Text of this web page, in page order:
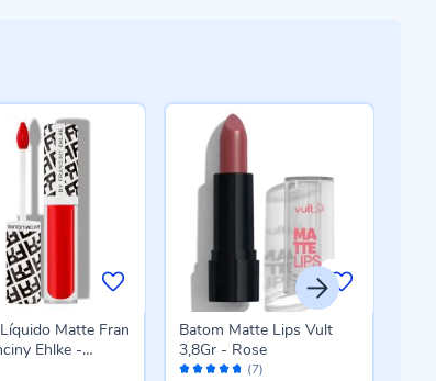
Matte Fran
Ehlke -
Avaliação: (7)
Batom Matte Lips Vult
3,8Gr - Rose